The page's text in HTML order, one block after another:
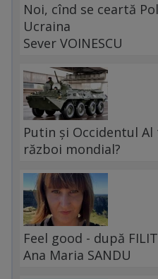
Noi, cînd se ceartă
Ucraina
Sever VOINESCU
Putin și Occidentul Al
război mondial?
Feel good - după
Ana Maria SANDU